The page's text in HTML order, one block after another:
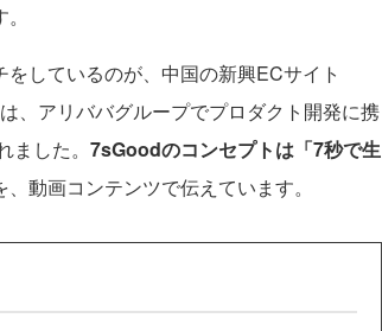
しているのが、中国の新興ECサイト
、アリババグループでプロダクト開発に携
した。 7sGoodのコンセプトは「7秒で生
動画コンテンツで伝えています。